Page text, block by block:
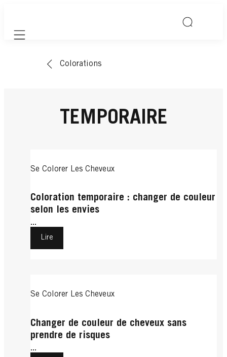
Mobile navigation
Colorations
TEMPORAIRE
Se Colorer Les Cheveux
Coloration temporaire : changer de couleur
selon les envies
...
Lire
Se Colorer Les Cheveux
Changer de couleur de cheveux sans
prendre de risques
...